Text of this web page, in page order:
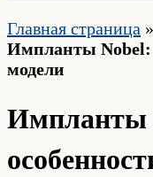
Главная страница »
Импланты Nobel:
модели
Импланты